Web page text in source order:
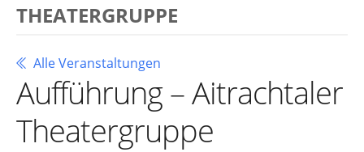
THEATERGRUPPE
Alle Veranstaltungen
Aufführung – Aitrachtaler
Theatergruppe